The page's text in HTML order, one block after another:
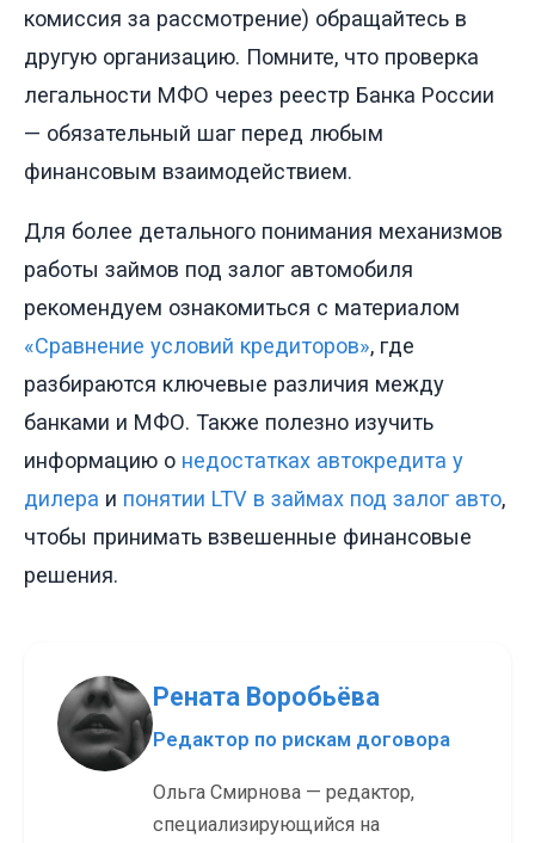
комиссия за рассмотрение) обращайтесь в
другую организацию. Помните, что проверка
легальности МФО через реестр Банка России
— обязательный шаг перед любым
финансовым взаимодействием.
Для более детального понимания механизмов
работы займов под залог автомобиля
рекомендуем ознакомиться с материалом
«Сравнение условий кредиторов», где
разбираются ключевые различия между
банками и МФО. Также полезно изучить
информацию о недостатках автокредита у
дилера и понятии LTV в займах под залог авто,
чтобы принимать взвешенные финансовые
решения.
Рената Воробьёва
Редактор по рискам договора
Ольга Смирнова — редактор,
специализирующийся на